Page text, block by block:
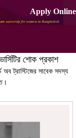
Apply Online
শোক প্রকাশ
অব ট্রাস্টিজের সাবেক সদস্য